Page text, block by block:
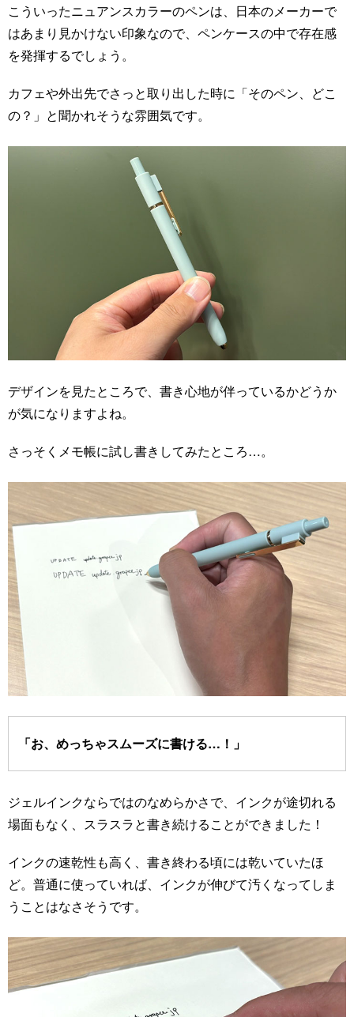
こういったニュアンスカラーのペンは、日本のメーカーで
はあまり見かけない印象なので、ペンケースの中で存在感
を発揮するでしょう。
カフェや外出先でさっと取り出した時に「そのペン、どこ
の？」と聞かれそうな雰囲気です。
デザインを見たところで、書き心地が伴っているかどうか
が気になりますよね。
さっそくメモ帳に試し書きしてみたところ…。
「お、めっちゃスムーズに書ける…！」
ジェルインクならではのなめらかさで、インクが途切れる
場面もなく、スラスラと書き続けることができました！
インクの速乾性も高く、書き終わる頃には乾いていたほ
ど。普通に使っていれば、インクが伸びて汚くなってしま
うことはなさそうです。